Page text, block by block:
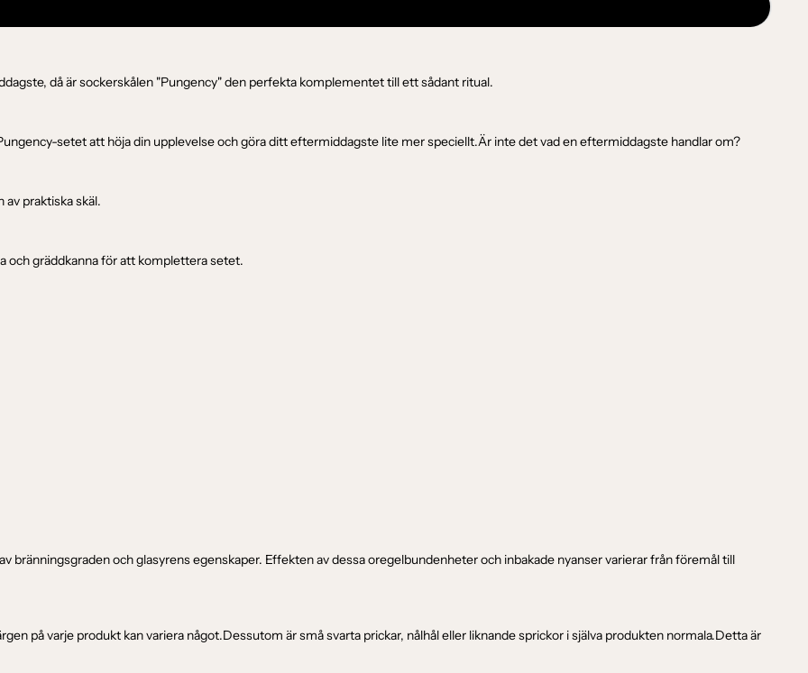
då är sockerskålen "Pungency" den perfekta komplementet till ett sådant ritual.
setet att höja din upplevelse och göra ditt eftermiddagste lite mer speciellt.Är inte det vad en eftermiddagste handlar om?
av praktiska skäl.
och gräddkanna för att komplettera setet.
bränningsgraden och glasyrens egenskaper. Effekten av dessa oregelbundenheter och inbakade nyanser varierar från föremål till
på varje produkt kan variera något.Dessutom är små svarta prickar, nålhål eller liknande sprickor i själva produkten normala.Detta är